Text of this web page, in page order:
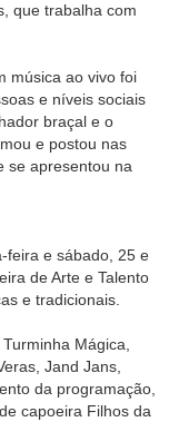
que trabalha com
música ao vivo foi
e níveis sociais
braçal e o
e postou nas
se apresentou na
feira e sábado, 25 e
de Arte e Talento
e tradicionais.
Mágica,
Jand Jans,
da programação,
capoeira Filhos da